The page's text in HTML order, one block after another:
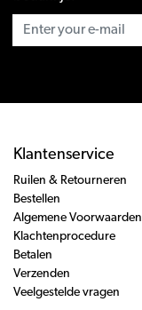
Klantenservice
Ruilen & Retourneren
Bestellen
Algemene Voorwaarden
Klachtenprocedure
Betalen
Verzenden
Veelgestelde vragen